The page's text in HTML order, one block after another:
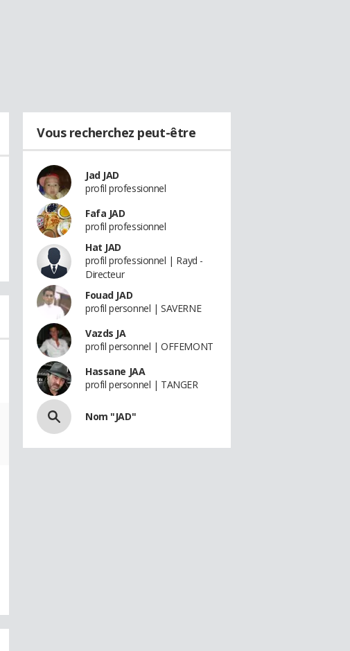
Vous recherchez peut-être
Jad JAD
profil professionnel
Fafa JAD
profil professionnel
Hat JAD
profil professionnel | Rayd -
Directeur
Fouad JAD
profil personnel | SAVERNE
Vazds JA
profil personnel | OFFEMONT
Hassane JAA
profil personnel | TANGER
Nom "JAD"